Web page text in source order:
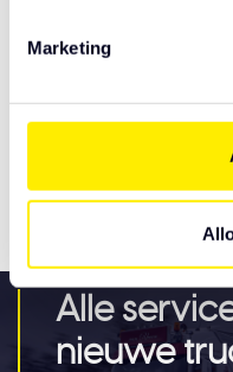
Marketing
Specificaties
Alle
nieuwe